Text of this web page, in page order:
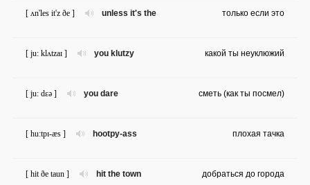
unless it's the
[ ʌn'les it'z ðe ] только если это
you klutzy
[ ju: klʌtzaɪ ] какой ты неуклюжий
you dare
[ ju: dɛə ] сметь (как ты посмел)
hootpy-ass
[ hu:tpɪ-æs ] плохая тачка
hit the town
[ hit ðe taun ] добраться до города